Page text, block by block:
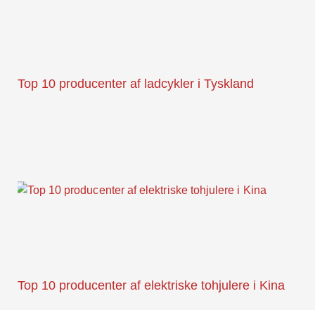
Top 10 producenter af ladcykler i Tyskland
Top 10 producenter af elektriske tohjulere i Kina